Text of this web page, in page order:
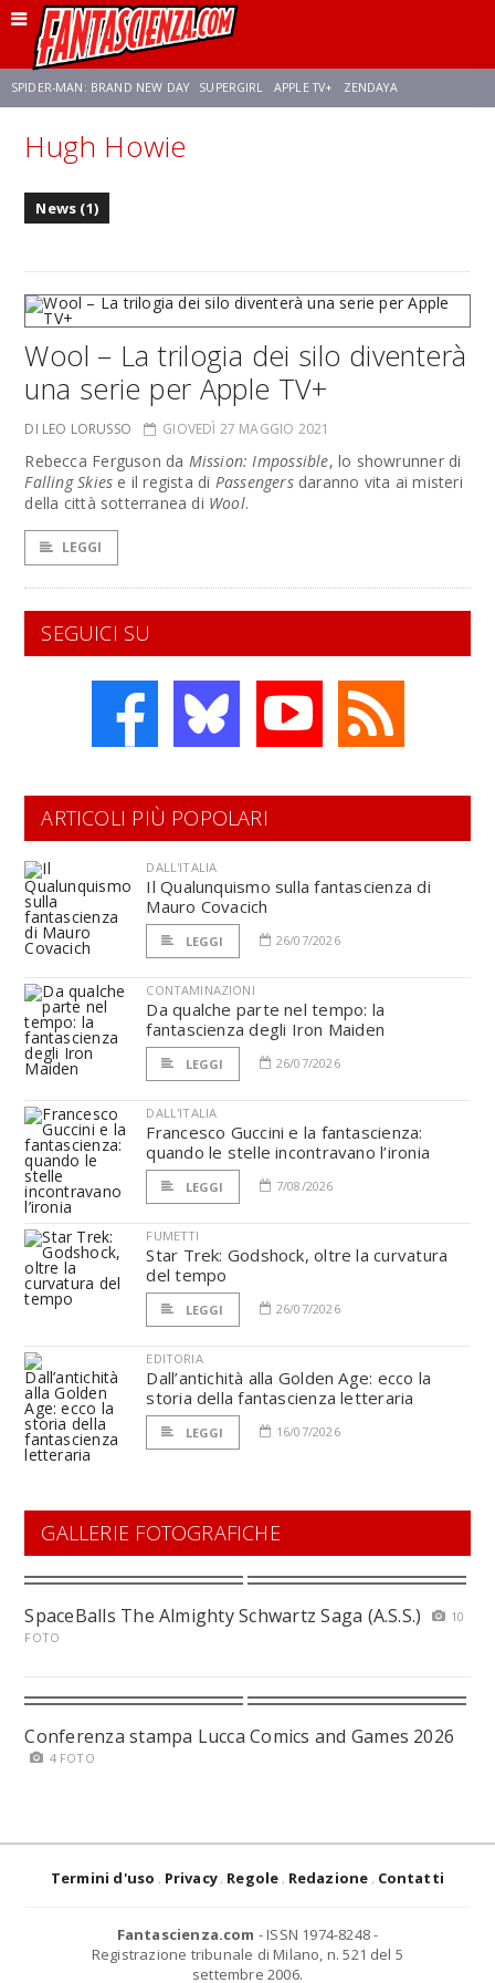
SPIDER-MAN: BRAND NEW DAY SUPERGIRL APPLE TV+ ZENDAYA
FRANCO RICCIARDIELLO AVENGERS: DOOMSDAY
Hugh Howie
News (1)
Wool – La trilogia dei silo diventerà
una serie per Apple TV+
DI LEO LORUSSO GIOVEDÌ 27 MAGGIO 2021
Rebecca Ferguson da Mission: Impossible, lo showrunner di
Falling Skies e il regista di Passengersdaranno vita ai misteri
della città sotterranea di Wool.
LEGGI
SEGUICI SU
ARTICOLI PIÙ POPOLARI
DALL'ITALIA
Il Qualunquismo sulla fantascienza di
Mauro Covacich
LEGGI 26/07/2026
CONTAMINAZIONI
Da qualche parte nel tempo: la
fantascienza degli Iron Maiden
LEGGI 26/07/2026
DALL'ITALIA
Francesco Guccini e la fantascienza:
quando le stelle incontravano l’ironia
LEGGI 7/08/2026
FUMETTI
Star Trek: Godshock, oltre la curvatura
del tempo
LEGGI 26/07/2026
EDITORIA
Dall’antichità alla Golden Age: ecco la
storia della fantascienza letteraria
LEGGI 16/07/2026
GALLERIE FOTOGRAFICHE
SpaceBalls The Almighty Schwartz Saga (A.S.S.)
10
FOTO
Conferenza stampa Lucca Comics and Games 2026
4 FOTO
Termini d'uso Privacy Regole Redazione Contatti
Fantascienza.com - ISSN 1974-8248 -
Registrazione tribunale di Milano, n. 521 del 5
settembre 2006.